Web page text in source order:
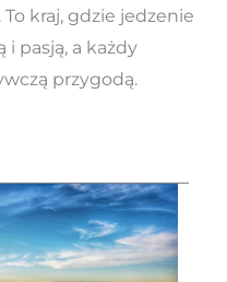
kraj, gdzie jedzenie
pasją, a każdy
przygodą.